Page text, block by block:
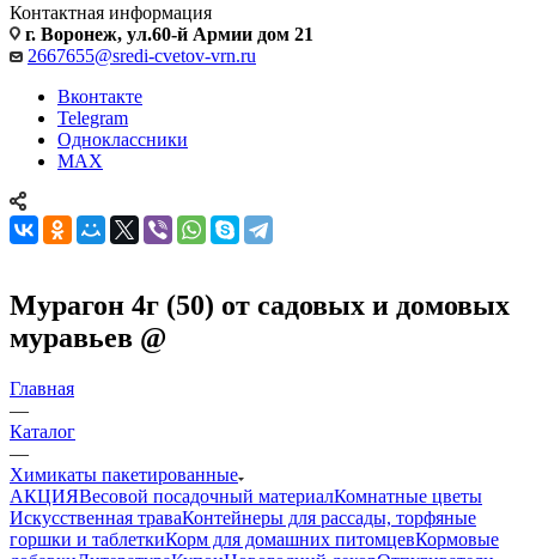
Контактная информация
г. Воронеж, ул.60-й Армии дом 21
2667655@sredi-cvetov-vrn.ru
Вконтакте
Telegram
Одноклассники
MAX
Мурагон 4г (50) от садовых и домовых
муравьев @
Главная
—
Каталог
—
Химикаты пакетированные
АКЦИЯВесовой посадочный материалКомнатные цветы
Искусственная траваКонтейнеры для рассады, торфяные
горшки и таблеткиКорм для домашних питомцевКормовые